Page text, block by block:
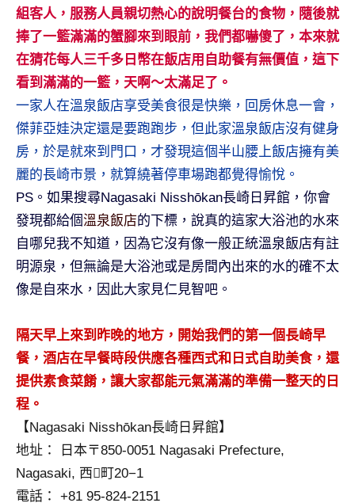
持、
學
校
企
業
講
座、
落
客
及
旅
遊
誌
專
觀
光
合
作
達
人
象。
組客人，服務人員親切熱心的說明餐台的食物，隨後就
捧了一籃滿滿的蟹腳來到眼前，我們都嚇傻了，本來就
在猜花每人三千多日幣在飯店用自助餐有無價值，這下
看到滿滿的一籃，天啊～太滿足了。
一家人在溫泉飯店享受美食很是快樂，回房休息一會，
傑菲亞娃決定還是要跑跑步，但此家溫泉飯店沒有健身
房，於是就來到門口，才發現這個半山腰上飯店擁有美
麗的長崎市景，就算繞著停車場跑都覺得愉悅。
PS。如果搜尋Nagasaki Nisshōkan長崎日昇館，你會
發現都給個 溫泉飯店的下標，說真的這家大浴池的水來
自哪兒我不知道，因為它沒有像一般正統溫泉飯店有註
明源泉，但無論是大浴池或是房間內出來的水的確不太
像是自來水，因此大家見仁見智吧。
隔天早上來到昨晚的地方，開始我們的第一個長崎早
餐，酒店在早餐時段供應各種西式和日式自助美食，還
提供素食菜餚，讓大家都能元氣滿滿的準備一整天的日
程。
【Nagasaki Nisshōkan長崎日昇館】
地址： 日本〒850-0051 Nagasaki Prefecture,
Nagasaki, 西町20−1
電話： +81 95-824-2151